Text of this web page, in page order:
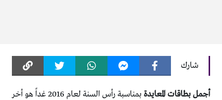
شارك
أجمل بطاقات المعايدة
بمناسبة رأس السنة لعام 2016 غداً هو أخر